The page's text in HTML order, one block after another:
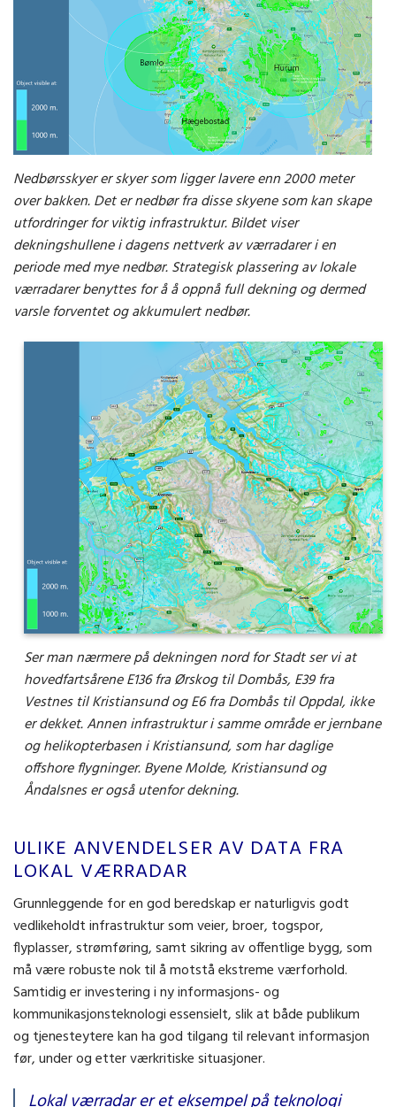
Nedbørsskyer er skyer som ligger lavere enn 2000 meter
over bakken. Det er nedbør fra disse skyene som kan skape
utfordringer for viktig infrastruktur. Bildet viser
dekningshullene i dagens nettverk av værradarer i en
periode med mye nedbør. Strategisk plassering av lokale
værradarer benyttes for å å oppnå full dekning og dermed
varsle forventet og akkumulert nedbør.
Ser man nærmere på dekningen nord for Stadt ser vi at
hovedfartsårene E136 fra Ørskog til Dombås, E39 fra
Vestnes til Kristiansund og E6 fra Dombås til Oppdal, ikke
er dekket. Annen infrastruktur i samme område er jernbane
og helikopterbasen i Kristiansund, som har daglige
offshore flygninger. Byene Molde, Kristiansund og
Åndalsnes er også utenfor dekning.
ULIKE ANVENDELSER AV DATA FRA
LOKAL VÆRRADAR
Grunnleggende for en god beredskap er naturligvis godt
vedlikeholdt infrastruktur som veier, broer, togspor,
flyplasser, strømføring, samt sikring av offentlige bygg, som
må være robuste nok til å motstå ekstreme værforhold.
Samtidig er investering i ny informasjons- og
kommunikasjonsteknologi essensielt, slik at både publikum
og tjenesteytere kan ha god tilgang til relevant informasjon
før, under og etter værkritiske situasjoner.
Lokal værradar er et eksempel på teknologi